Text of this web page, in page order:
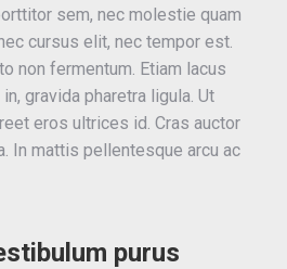
sem, nec molestie quam
cursus elit, nec tempor est.
non fermentum. Etiam lacus
gravida pharetra ligula. Ut
eros ultrices id. Cras auctor
In mattis pellentesque arcu ac
purus